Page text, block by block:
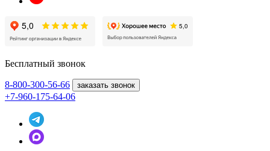
Бесплатный звонок
8-800-300-56-66 заказать звонок
+7-960-175-64-06